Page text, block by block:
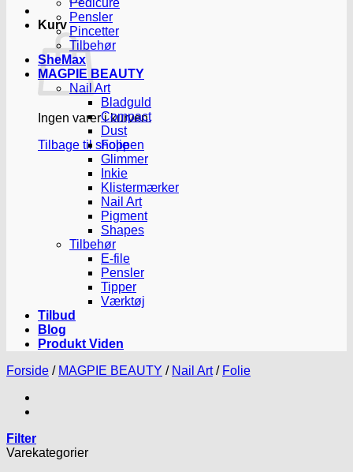
Kurv
Ingen varer i kurven.
Tilbage til shoppen
Pedicure
Pensler
Pincetter
Tilbehør
SheMax
MAGPIE BEAUTY
Nail Art
Bladguld
Compact
Dust
Folie
Glimmer
Inkie
Klistermærker
Nail Art
Pigment
Shapes
Tilbehør
E-file
Pensler
Tipper
Værktøj
Tilbud
Blog
Produkt Viden
Forside / MAGPIE BEAUTY / Nail Art / Folie
Filter
Varekategorier